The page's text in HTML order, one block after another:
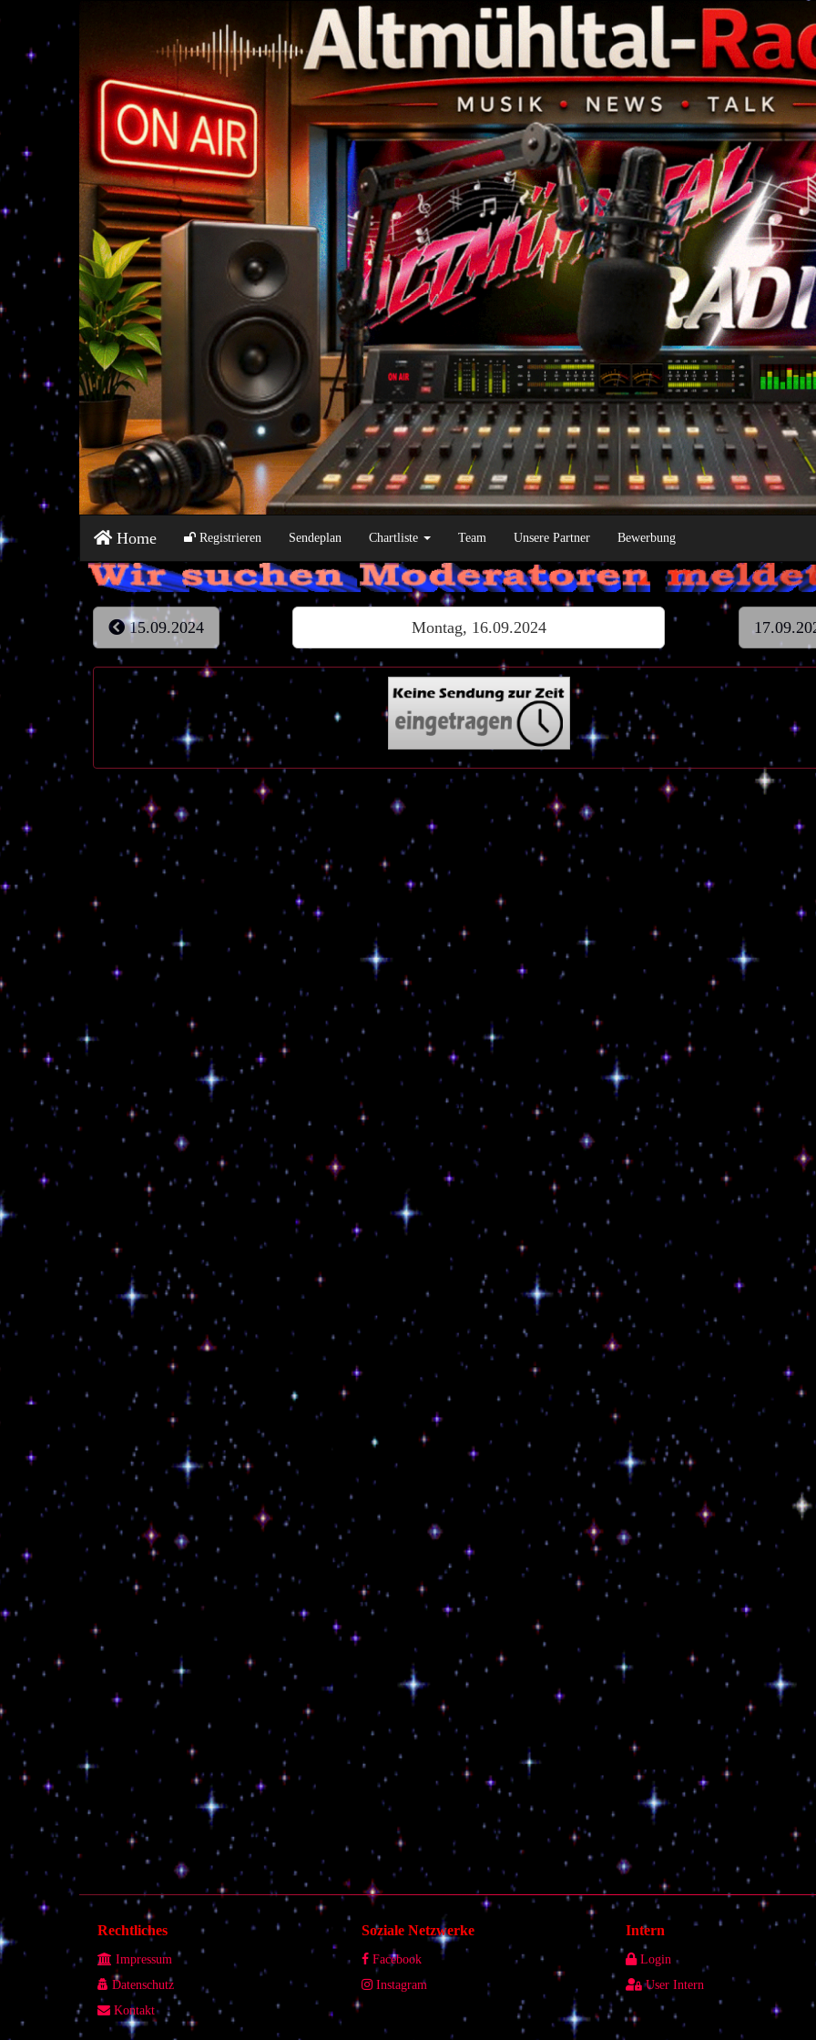
Home Registrieren Sendeplan Chartliste Team Unsere Partner Bewerbung
15.09.2024 Montag, 16.09.2024
Rechtliches
Impressum
Datenschutz
Kontakt
Soziale Netzwerke
Facebook
Instagram
Intern
Login
User Intern